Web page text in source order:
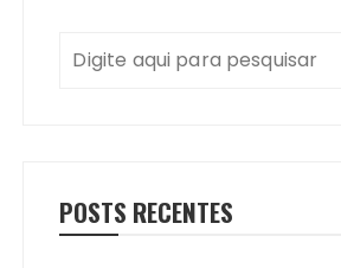
POSTS RECENTES